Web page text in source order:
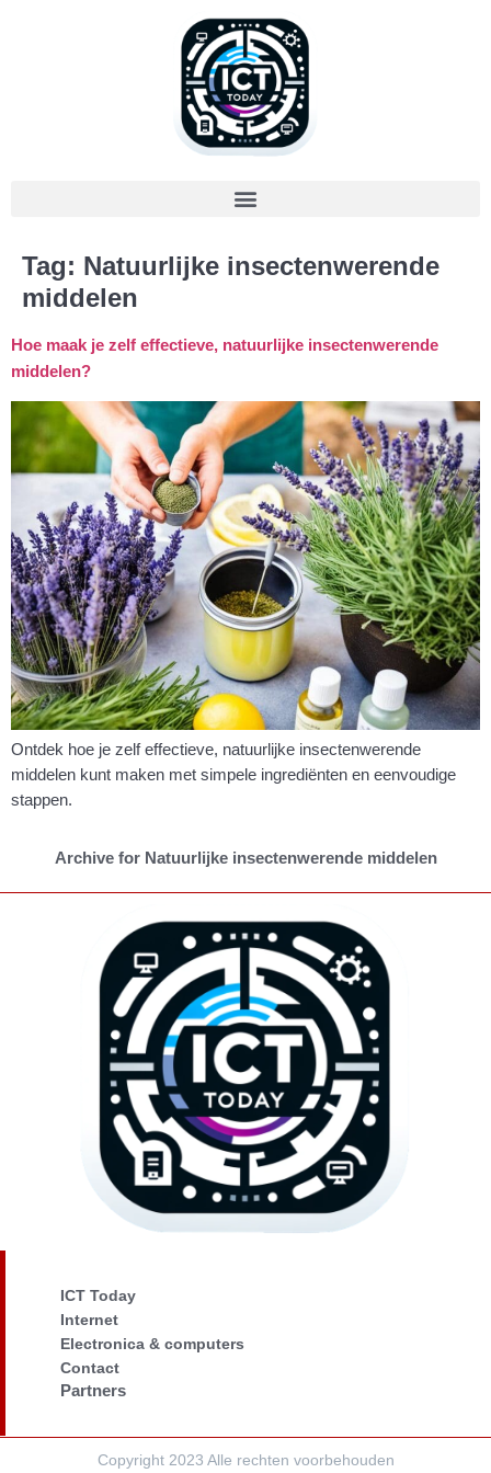
Tag: Natuurlijke insectenwerende
middelen
Hoe maak je zelf effectieve, natuurlijke insectenwerende
middelen?
Ontdek hoe je zelf effectieve, natuurlijke insectenwerende
middelen kunt maken met simpele ingrediënten en eenvoudige
stappen.
Archive for Natuurlijke insectenwerende middelen
ICT Today
Internet
Electronica & computers
Contact
Partners
Copyright 2023 Alle rechten voorbehouden